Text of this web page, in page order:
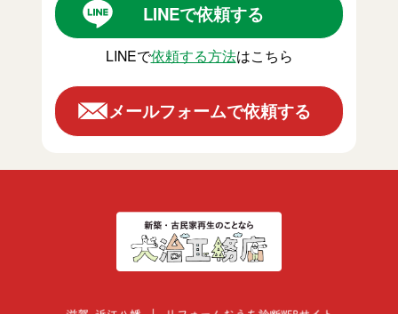
LINEで依頼する
LINEで依頼する方法はこちら
メールフォームで依頼する